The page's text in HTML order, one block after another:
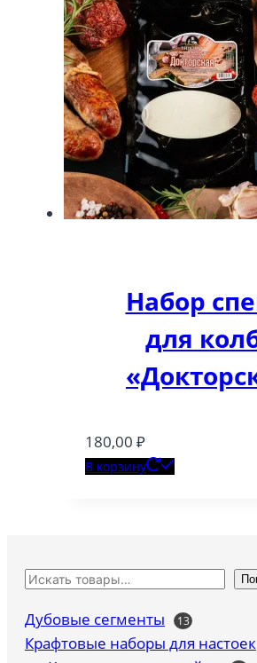
Набор
для
180,00 ₽
В корзину
Дубовые сегменты 1313
Крафтовые наборы для настоек